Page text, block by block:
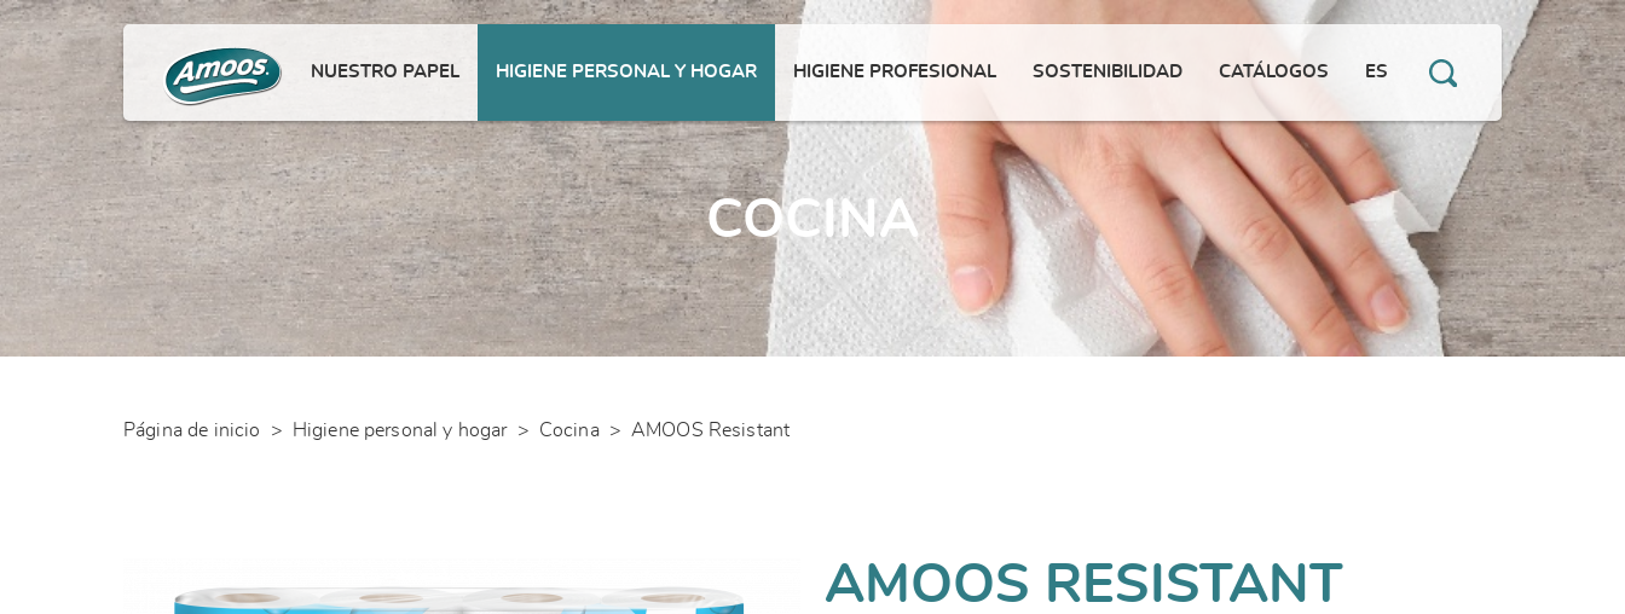
NUESTRO PAPEL HIGIENE PERSONAL Y HOGAR HIGIENE PROFESIONAL SOSTENIBILIDAD CATÁLOGOS ES
COCINA
Página de inicio > Higiene personal y hogar > Cocina > AMOOS Resistant
AMOOS RESISTANT